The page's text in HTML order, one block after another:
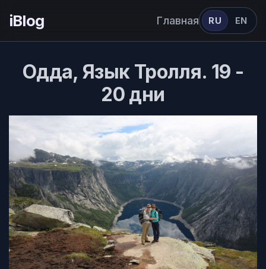
iBlog Главная RU EN
Одда, Язык Тролля. 19 -
20 дни